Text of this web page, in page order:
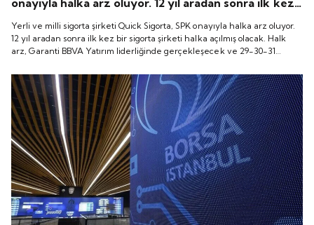
bir sigorta şirketi halka açılmış olacak. Halk arz,
Garanti BBVA Yatırım liderliğinde gerçekleşecek ve
29-30-31 Temmuz 2026 tarihlerinde talep
ile Quick Sigorta işlem görmeye başlayacak.
Yerli ve milli sigorta şirketi Quick Sigorta, SPK onayıyla halka arz oluyor.
12 yıl aradan sonra ilk kez bir sigorta şirketi halka açılmış olacak. Halk
arz, Garanti BBVA Yatırım liderliğinde gerçekleşecek ve 29-30-31
“Gong Töreni” ile Quick Sigorta işlem görmeye başlayacak.